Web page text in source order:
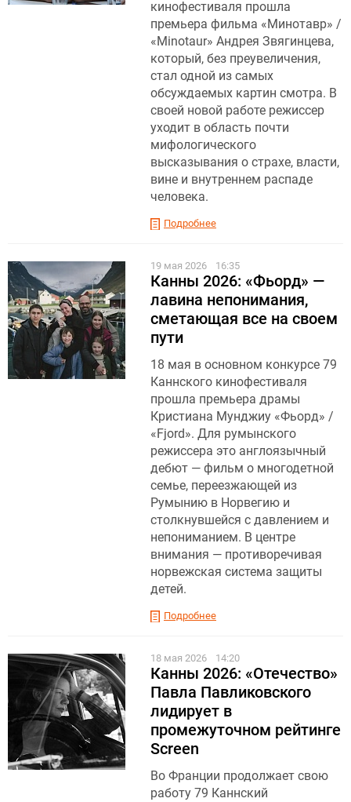
кинофестиваля прошла
премьера фильма «Минотавр» /
«Minotaur» Андрея Звягинцева,
который, без преувеличения,
стал одной из самых
обсуждаемых картин смотра. В
своей новой работе режиссер
уходит в область почти
мифологического
высказывания о страхе, власти,
вине и внутреннем распаде
человека.
Подробнее
19 мая 2026 16:35
Канны 2026: «Фьорд» —
лавина непонимания,
сметающая все на своем
пути
18 мая в основном конкурсе 79
Каннского кинофестиваля
прошла премьера драмы
Кристиана Мунджиу «Фьорд» /
«Fjord». Для румынского
режиссера это англоязычный
дебют — фильм о многодетной
семье, переезжающей из
Румынию в Норвегию и
столкнувшейся с давлением и
непониманием. В центре
внимания — противоречивая
норвежская система защиты
детей.
Подробнее
18 мая 2026 14:20
Канны 2026: «Отечество»
Павла Павликовского
лидирует в
промежуточном рейтинге
Screen
Во Франции продолжает свою
работу 79 Каннский